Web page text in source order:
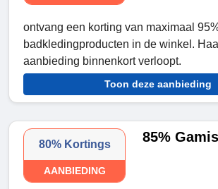
ontvang een korting van maximaal
badkledingproducten in de winkel.
aanbieding binnenkort verloopt.
Toon deze aanbieding
80% Kortings
AANBIEDING
85%